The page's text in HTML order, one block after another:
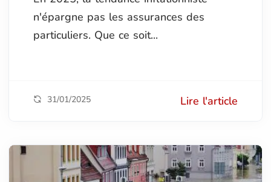
n'épargne pas les assurances des
particuliers. Que ce soit...
31/01/2025 Lire l'article